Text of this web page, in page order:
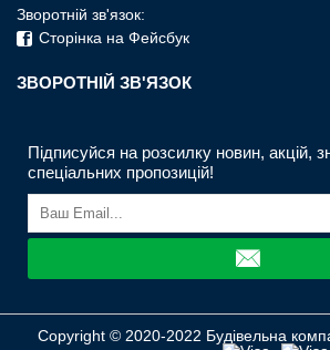
Зворотній зв'язок:
Сторінка на Фейсбук
ЗВОРОТНIЙ ЗВ'ЯЗОК
Підписуйся на розсилку новин, акцій,
спеціальних пропозицій!
Copyright © 2020-2022 Будівельна